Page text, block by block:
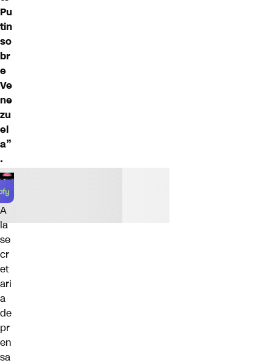
Pu
tin
so
br
e
Ve
ne
zu
el
a”
.
A
la
se
cr
et
ari
a
de
pr
en
sa